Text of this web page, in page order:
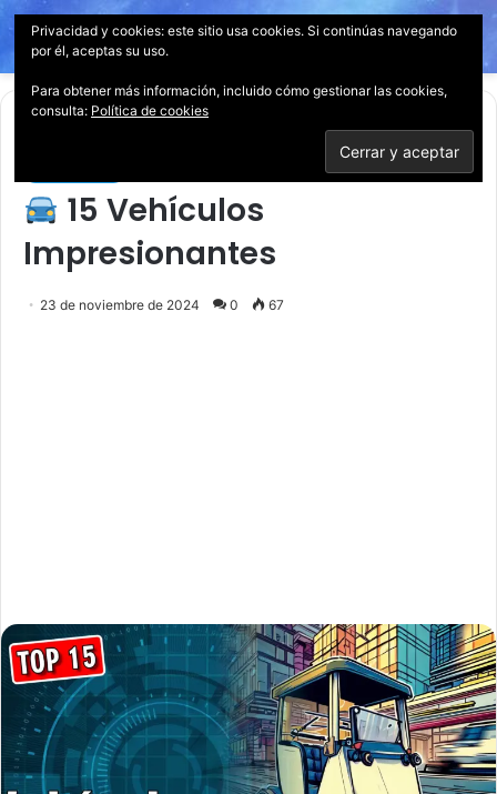
Menú
15 Vehículos
Impresionantes
23 de noviembre de 2024 0 67
Privacidad y cookies: este sitio usa cookies. Si continúas navegando
por él, aceptas su uso.
Para obtener más información, incluido cómo gestionar las cookies,
consulta: Política de cookies